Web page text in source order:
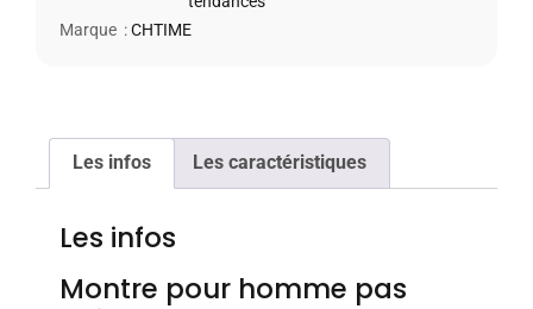
Marque :CHTIME
Les infos Les caractéristiques
Les infos
Montre pour homme pas